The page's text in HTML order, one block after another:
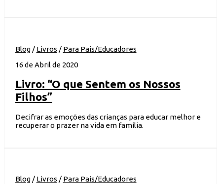
Blog/ Livros / Para Pais/Educadores
16 de Abril de 2020
Livro: “O que Sentem os Nossos
Filhos”
Decifrar as emoções das crianças para educar melhor e
recuperar o prazer na vida em família.
Blog/ Livros / Para Pais/Educadores